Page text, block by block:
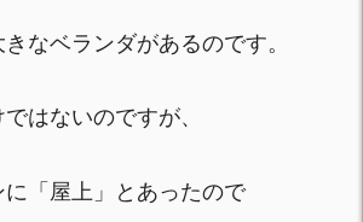
なベランダがあるのです。
はないのですが、
「屋上」とあったので